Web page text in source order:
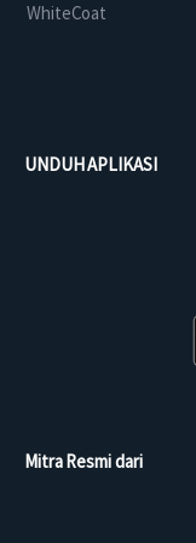
WhiteCoat
UNDUH APLIKASI
Mitra Resmi dari